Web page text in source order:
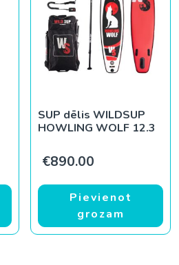
SUP dēlis WILDSUP
HOWLING WOLF 12.3
€890.00
Pievienot
grozam